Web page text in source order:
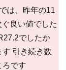
は、昨年の11
良い値でした
でしたか
引き続き数
ろです